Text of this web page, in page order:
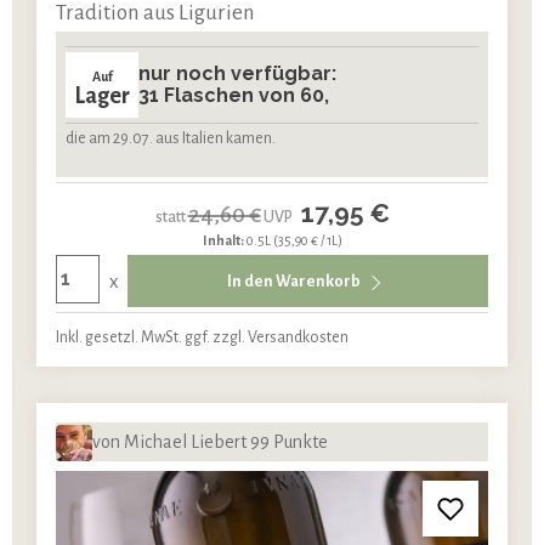
Tradition aus Ligurien
Auf
Lager
nur noch verfügbar:
31 Flaschen von 60,
die am 29.07. aus Italien kamen.
statt24,60 €UVP 17,95 €
Inhalt:0.5L (35,90 € / 1L)
x In den Warenkorb
Inkl. gesetzl. MwSt. ggf. zzgl. Versandkosten
von Michael Liebert 99 Punkte